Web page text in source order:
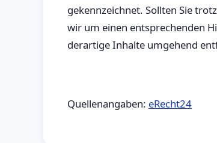
gekennzeichnet. Sollten Sie
wir um einen entsprechenden
derartige Inhalte umgehend
Quellenangaben: eRecht24